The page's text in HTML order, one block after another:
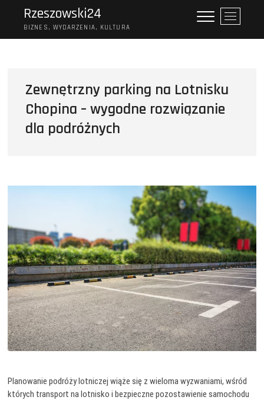
content
Rzeszowski24
BIZNES, WYDARZENIA, KULTURA
P
r
z
s
k
Zewnętrzny parking na Lotnisku
Chopina – wygodne rozwiązanie
dla podróżnych
Planowanie podróży lotniczej wiąże się z wieloma wyzwaniami, wśród
których transport na lotnisko i bezpieczne pozostawienie samochodu